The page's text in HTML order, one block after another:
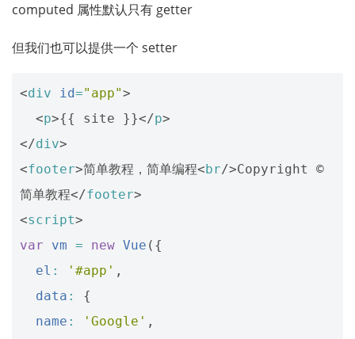
computed 属性默认只有 getter
但我们也可以提供一个 setter
<div id="app">
<p>{{ site }}</p>
</div>
<footer>简单教程，简单编程<br/>Copyright ©
简单教程</footer>
<script>
var
vm = new Vue ({
el : '#app' ,
data :
{
name : 'Google' ,